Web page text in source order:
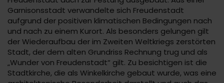
Garnisonsstadt verwandelte sich Freudenstadt
aufgrund der positiven klimatischen Bedingungen nach
und nach zu einem Kurort. Als besonders gelungen gilt
der Wiederaufbau der im Zweiten Weltkriegs zerstörten
Stadt, der dem alten Grundriss Rechnung trug und als
„Wunder von Freudenstadt“ gilt. Zu besichtigen ist die
Stadtkirche, die als Winkelkirche gebaut wurde, was eine